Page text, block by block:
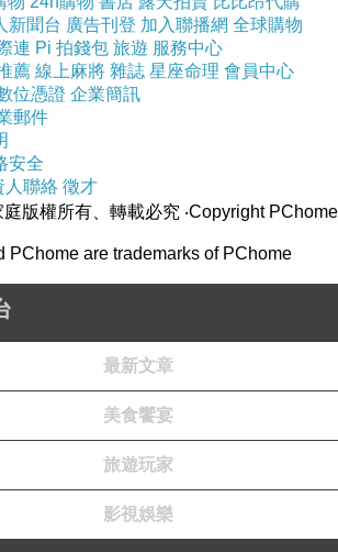
新聞台 廣告刊登 加入聯播網 全球購物
連 Pi 拍錢包 旅遊 服務中心
薦 線上麻將 雜誌 星座命理 會員中心
位憑證 企業簡訊
郵件
安全
人聯絡 徵才
庭版權所有、轉載必究 ‧Copyright PChome
PChome are trademarks of PChome
最新文章
美食饗宴
旅遊玩家
影視娛樂